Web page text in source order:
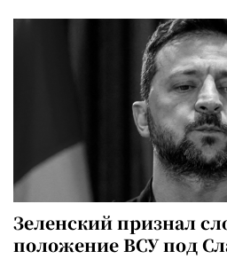
Зеленский признал
положение ВСУ под